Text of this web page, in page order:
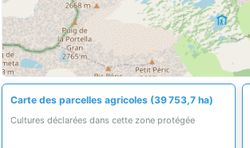
Carte des parcelles agricoles (39 753,7 ha)
Cultures déclarées dans cette zone protégée